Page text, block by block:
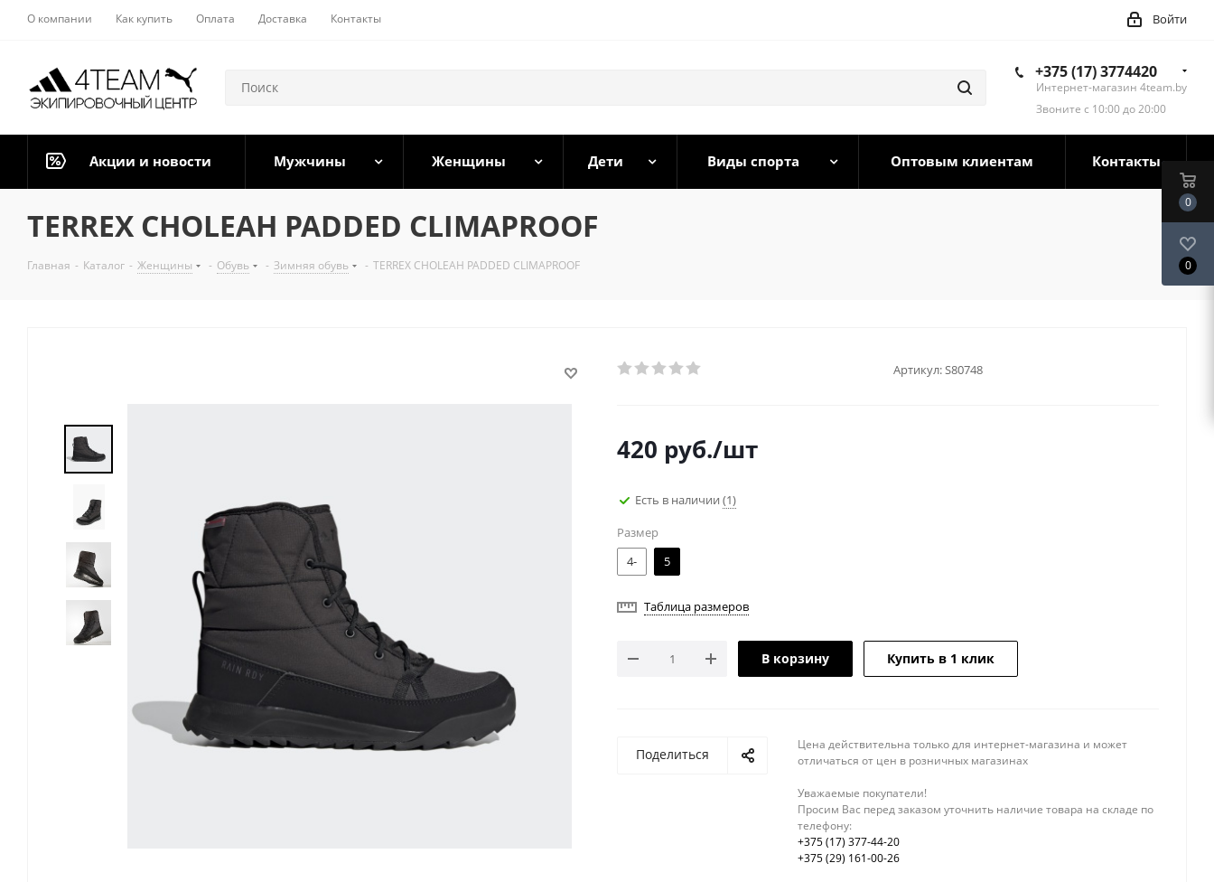
О компании Как купить Оплата Доставка Контакты Войти
+375 (17) 3774420
Интернет-магазин 4team.by
Звоните с 10:00 до 20:00
Акции и новости Мужчины Женщины Дети Виды спорта Оптовым клиентам Контакты
TERREX CHOLEAH PADDED CLIMAPROOF
Главная - Каталог - Женщины - Обувь - Зимняя обувь - TERREX CHOLEAH PADDED CLIMAPROOF
Артикул: S80748
420 руб./шт
Есть в наличии (1)
Размер
4-
5
Таблица размеров
В корзину Купить в 1 клик
Поделиться
Цена действительна только для интернет-магазина и может
отличаться от цен в розничных магазинах
Уважаемые покупатели!
Просим Вас перед заказом уточнить наличие товара на складе по
телефону:
+375 (17) 377-44-20
+375 (29) 161-00-26
0
0